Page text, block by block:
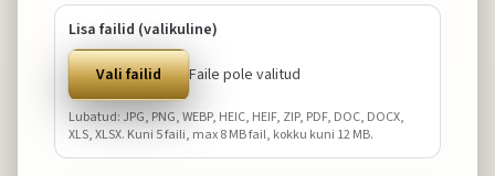
Lisa failid (valikuline)
Vali failid Faile pole valitud
Lubatud: JPG, PNG, WEBP, HEIC, HEIF, ZIP, PDF, DOC, DOCX,
XLS, XLSX. Kuni 5faili, max8MB fail, kokku kuni 12MB.